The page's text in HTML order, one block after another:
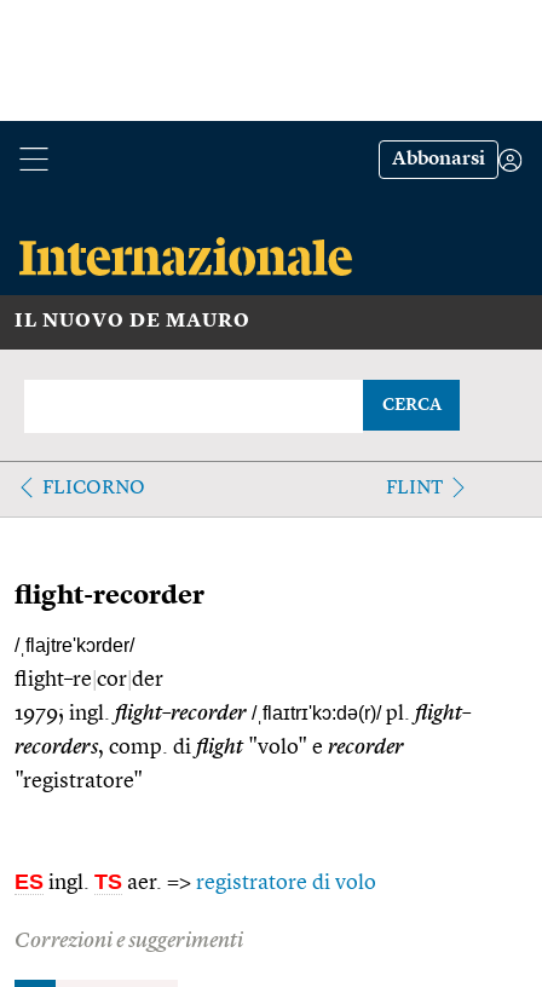
Abbonarsi
IL NUOVO DE MAURO
CERCA
FLICORNO FLINT
flight-recorder
/ˌflajtre'kɔrder/
flight–re cor der
1979; ingl. flight–recorder /ˌflaɪtrɪ'kɔ:də(r)/pl. flight–
recorders, comp. di flight"volo" e recorder
"registratore"
ES ingl. TS aer. => registratore di volo
Correzioni e suggerimenti